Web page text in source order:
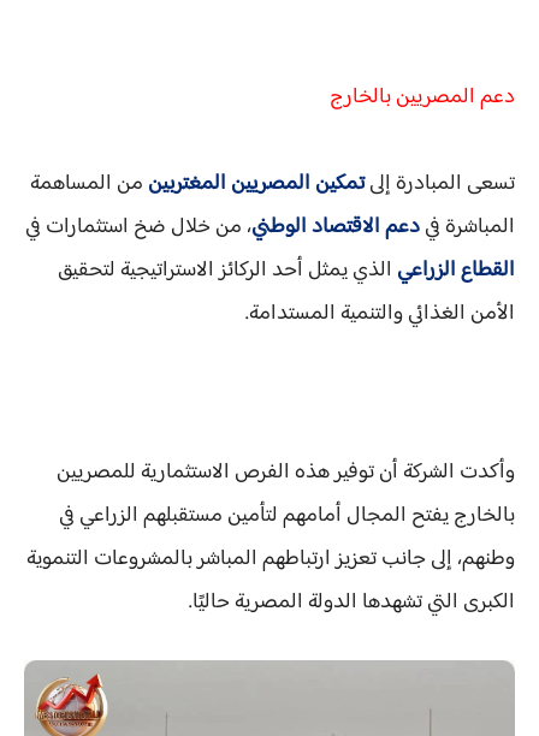
دعم المصريين بالخارج
تسعى المبادرة إلىتمكين المصريين المغتربين من المساهمة
المباشرة فيدعم الاقتصاد الوطني، من خلال ضخ استثمارات في
القطاع الزراعي الذي يمثل أحد الركائز الاستراتيجية لتحقيق
الأمن الغذائي والتنمية المستدامة.
وأكدت الشركة أن توفير هذه الفرص الاستثمارية للمصريين
بالخارج يفتح المجال أمامهم لتأمين مستقبلهم الزراعي في
وطنهم، إلى جانب تعزيز ارتباطهم المباشر بالمشروعات التنموية
الكبرى التي تشهدها الدولة المصرية حاليًا.